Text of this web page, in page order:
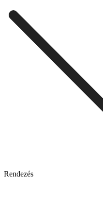
Rendezés